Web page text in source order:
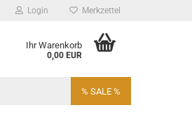
Login Merkzettel
Ihr Warenkorb
0,00 EUR
% SALE %